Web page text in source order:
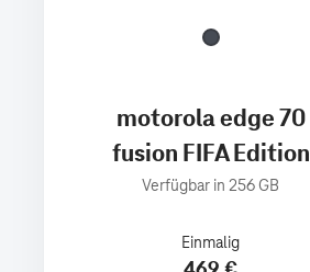
motorola edge 70
fusion FIFA Edition
Verfügbar in 256 GB
Einmalig